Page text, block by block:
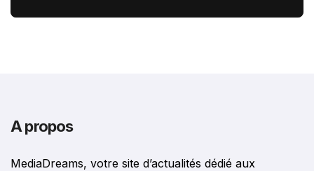
A propos
MediaDreams, votre site d’actualités dédié aux